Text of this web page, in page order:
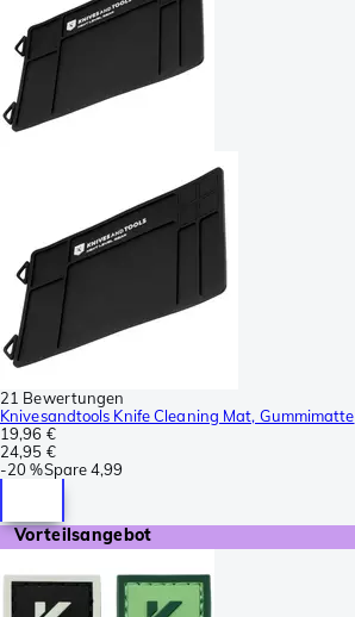
21 Bewertungen
Knivesandtools Knife Cleaning Mat, Gummimatte
19,96 €
24,95 €
-20 %Spare4,99
Vorteilsangebot